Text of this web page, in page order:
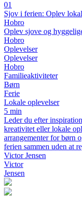
01
Sjov i ferien: Oplev
Hobro
Oplev sjove og
Hobro
Oplevelser
Oplevelser
Hobro
Familieaktiviteter
Børn
Ferie
Lokale oplevelser
5 min
Leder du efter
kreativitet eller lokale
arrangementer for børn
ferien sammen uden at
Victor Jensen
Victor
Jensen